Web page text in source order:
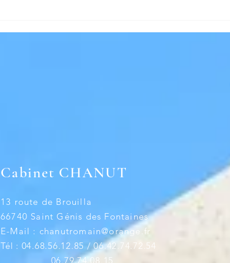
Cabinet CHANUT
13 route de Brouilla
66740 Saint Génis des Fontaines
E-Mail : chanutromain@orange.fr
Tél : 04.68.56.12.85 / 06.42.74.72.54
06.79.74.08.15